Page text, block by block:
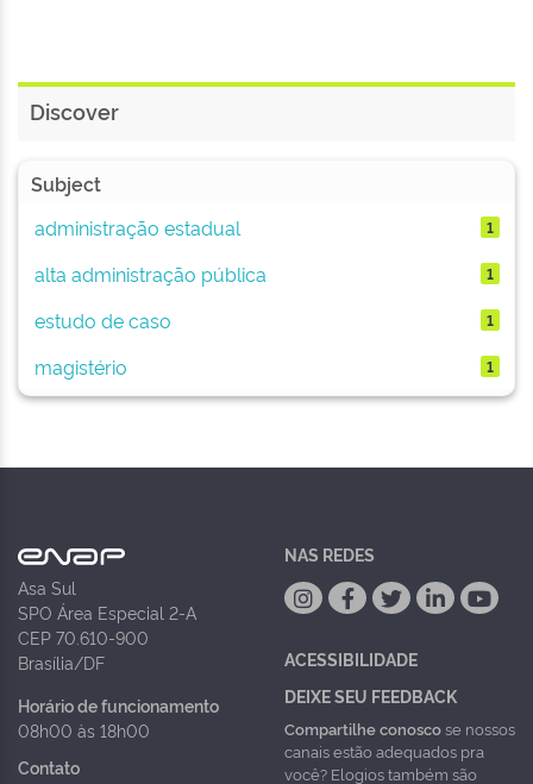
Discover
Subject
administração estadual
1
alta administração pública 1
estudo de caso 1
magistério 1
Asa Sul
SPO Área Especial 2-A
CEP 70.610-900
Brasília/DF
Horário de funcionamento
08h00 às 18h00
Contato
NAS REDES
ACESSIBILIDADE
DEIXE SEU FEEDBACK
Compartilhe conoscose nossos
canais estão adequados pra
você? Elogios também são